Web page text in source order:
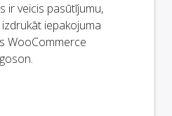
ir veicis pasūtījumu,
iepakojuma
WooCommerce